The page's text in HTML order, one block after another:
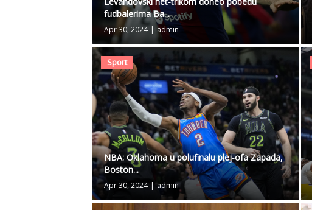
fudbalerima Ba...
Apr 30, 2024 | admin
Sport
NBA: Oklahoma u polufinalu plej-ofa Zapada,
Boston...
Apr 30, 2024 | admin